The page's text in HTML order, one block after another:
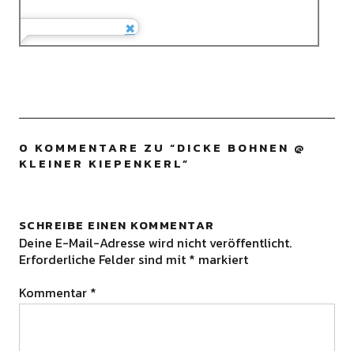
0 KOMMENTARE ZU “DICKE BOHNEN @
KLEINER KIEPENKERL”
SCHREIBE EINEN KOMMENTAR
Deine E-Mail-Adresse wird nicht veröffentlicht.
Erforderliche Felder sind mit * markiert
Kommentar *